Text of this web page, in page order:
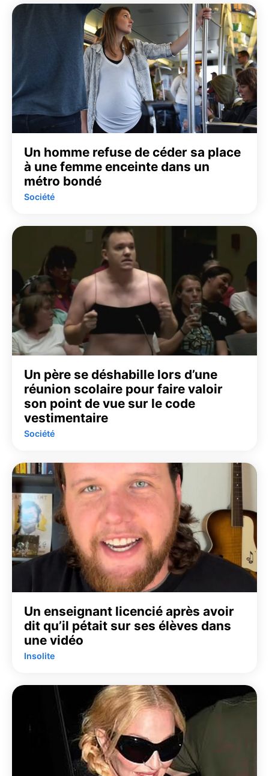
Un homme refuse de céder sa place
à une femme enceinte dans un
métro bondé
Société
Un père se déshabille lors d’une
réunion scolaire pour faire valoir
son point de vue sur le code
vestimentaire
Société
Un enseignant licencié après avoir
dit qu’il pétait sur ses élèves dans
une vidéo
Insolite